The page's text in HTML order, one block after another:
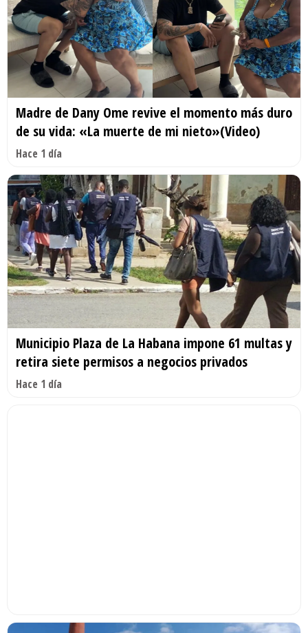
Madre de Dany Ome revive el momento más duro
de su vida: «La muerte de mi nieto»(Video)
Hace 1 día
Municipio Plaza de La Habana impone 61 multas y
retira siete permisos a negocios privados
Hace 1 día